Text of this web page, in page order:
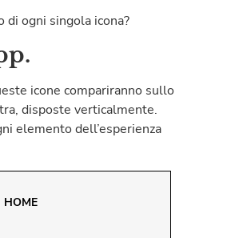
di ogni singola icona?
icone compariranno sullo
disposte verticalmente.
elemento dell’esperienza
HOME